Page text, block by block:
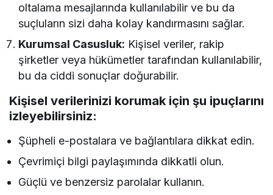
oltalama mesajlarında kullanılabilir ve bu da
suçluların sizi daha kolay kandırmasını sağlar.
Kurumsal Casusluk: Kişisel veriler, rakip
şirketler veya hükümetler tarafından kullanılabilir,
bu da ciddi sonuçlar doğurabilir.
Kişisel verilerinizi korumak için şu ipuçlarını
izleyebilirsiniz:
Şüpheli e-postalara ve bağlantılara dikkat edin.
Çevrimiçi bilgi paylaşımında dikkatli olun.
Güçlü ve benzersiz parolalar kullanın.